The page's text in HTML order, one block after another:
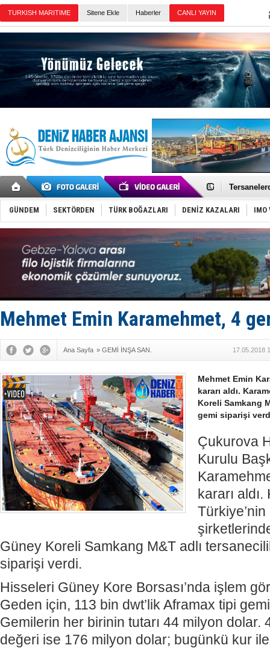
Sitene Ekle Haberler
“Deniz
Petrol
Hat-San
Arkas,
Malezya
MV
Denizde
Füze ve
İran
Uzmanlar
Gemi
GÜNDEM SEKTÖRDEN TÜRK BOĞAZLARI DENİZ KAZALARI IMO
Mehmet Emin Karamehmet, 4
Ana Sayfa » GEMİ İNŞA SAN. 17.05.2018
Mehmet Emin
kararı aldı.
Koreli Samkang
gemi siparişi
Çukurova
Kurulu
kararı
Güney Koreli Samkang M&T adlı
siparişi verdi.
Hisseleri Güney Kore Borsası’nda işlem
Geden için, 113 bin dwt’lik Aframax tipi
Gemilerin her birinin tutarı 44 milyon dolar.
değeri ise 176 milyon dolar; bugünkü kur